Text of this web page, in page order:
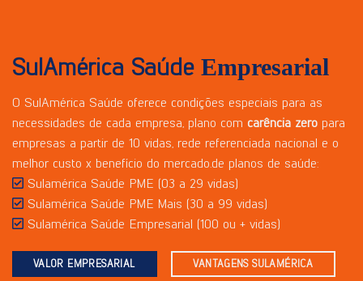
SulAmérica Saúde Empresarial
O SulAmérica Saúde oferece condições especiais para as
necessidades de cada empresa, plano com carência zero para
empresas a partir de 10 vidas, rede referenciada nacional e o
melhor custo x benefício do mercado.de planos de saúde:
Sulamérica Saúde PME (03 a 29 vidas)
Sulamérica Saúde PME Mais (30 a 99 vidas)
Sulamérica Saúde Empresarial (100 ou + vidas)
VALOR EMPRESARIAL VANTAGENS SULAMÉRICA